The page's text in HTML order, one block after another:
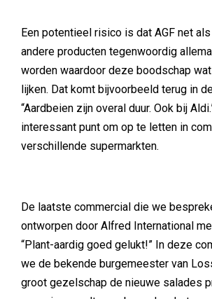
Een potentieel risico is dat AGF net
andere producten tegenwoordig
worden waardoor deze boodschap
lijken. Dat komt bijvoorbeeld terug in
“Aardbeien zijn overal duur. Ook bij
interessant punt om op te letten in
verschillende supermarkten.
De laatste commercial die we
ontworpen door Alfred International
“Plant-aardig goed gelukt!” In deze
we de bekende burgemeester van
groot gezelschap de nieuwe salades